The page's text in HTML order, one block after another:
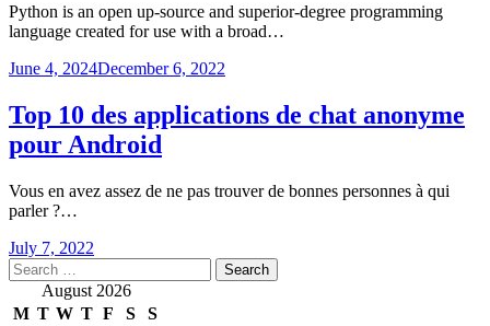
Python is an open up-source and superior-degree programming
language created for use with a broad…
June 4, 2024December 6, 2022
Top 10 des applications de chat anonyme
pour Android
Vous en avez assez de ne pas trouver de bonnes personnes à qui
parler ?…
July 7, 2022
Search
for: August 2026
M T W T F S
S